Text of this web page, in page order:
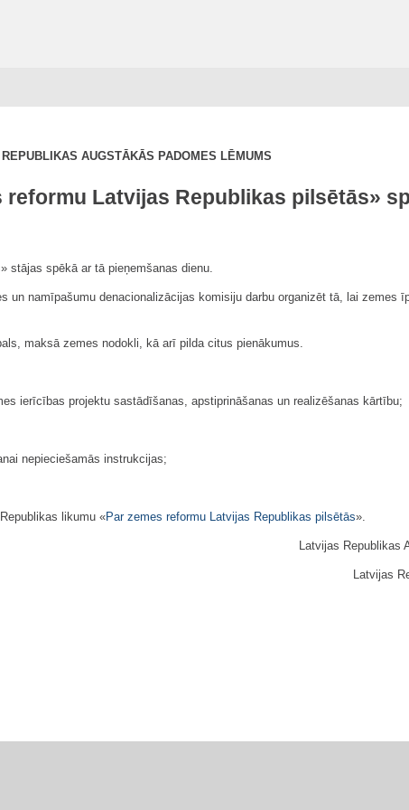
AUGSTĀKĀS PADOMES LĒMUMS
reformu Latvijas Republikas pilsētās»
» stājas spēkā ar tā pieņemšanas dienu.
namīpašumu denacionalizācijas komisiju darbu organizēt tā, lai zemes
maksā zemes nodokli, kā arī pilda citus pienākumus.
ierīcības projektu sastādīšanas, apstiprināšanas un realizēšanas kārtību;
nepieciešamās instrukcijas;
likumu «Par zemes reformu Latvijas Republikas pilsētās».
Latvijas Republikas
Latvijas